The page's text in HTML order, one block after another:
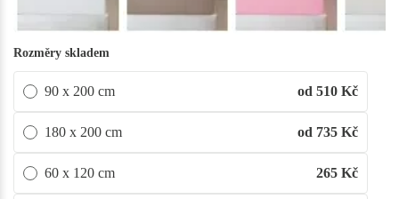
Rozměry skladem
90 x 200 cm od 510 Kč
180 x 200 cm od 735 Kč
60 x 120 cm 265 Kč